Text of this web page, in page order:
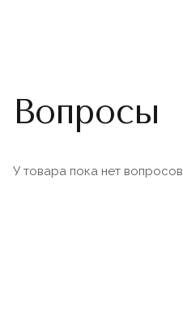
Вопросы
У товара пока нет